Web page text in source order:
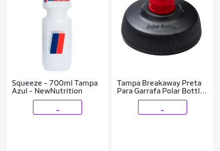
Squeeze - 700ml Tampa
Azul - NewNutrition
Tampa Breakaway Preta
Para Garrafa Polar Bottle
Caramanhola